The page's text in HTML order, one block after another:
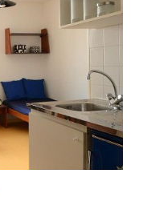
Colocation